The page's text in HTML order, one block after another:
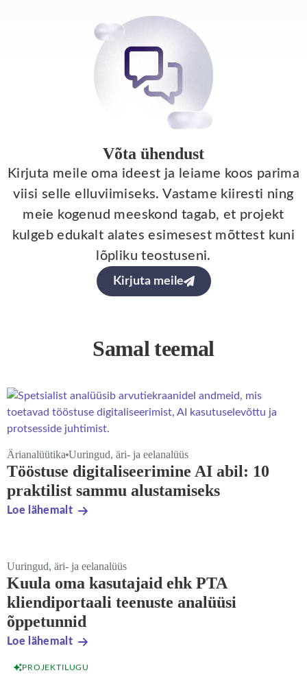
Võta ühendust
Kirjuta meile oma ideest ja leiame koos parima
viisi selle elluviimiseks. Vastame kiiresti ning
meie kogenud meeskond tagab, et projekt
kulgeb edukalt alates esimesest mõttest kuni
lõpliku teostuseni.
Kirjuta meile
Samal teemal
Ärianalüütika Uuringud, äri- ja eelanalüüs
Tööstuse digitaliseerimine AI abil: 10
praktilist sammu alustamiseks
Loe lähemalt
Uuringud, äri- ja eelanalüüs
Kuula oma kasutajaid ehk PTA
kliendiportaali teenuste analüüsi
õppetunnid
Loe lähemalt
PROJEKTILUGU